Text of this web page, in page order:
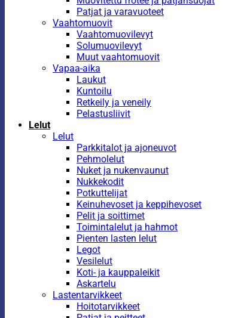
Patjat ja varavuoteet
Vaahtomuovit
Vaahtomuovilevyt
Solumuovilevyt
Muut vaahtomuovit
Vapaa-aika
Laukut
Kuntoilu
Retkeily ja veneily
Pelastusliivit
Lelut
Lelut
Parkkitalot ja ajoneuvot
Pehmolelut
Nuket ja nukenvaunut
Nukkekodit
Potkuttelijat
Keinuhevoset ja keppihevoset
Pelit ja soittimet
Toimintalelut ja hahmot
Pienten lasten lelut
Legot
Vesilelut
Koti- ja kauppaleikit
Askartelu
Lastentarvikkeet
Hoitotarvikkeet